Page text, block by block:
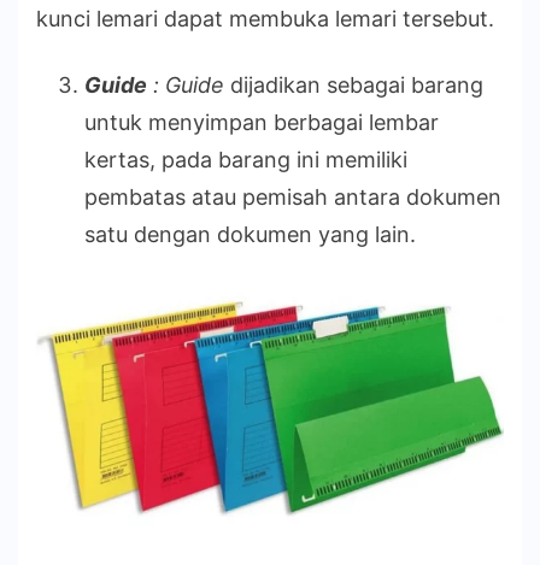
kunci lemari dapat membuka lemari tersebut.
Guide : Guide dijadikan sebagai barang
untuk menyimpan berbagai lembar
kertas, pada barang ini memiliki
pembatas atau pemisah antara dokumen
satu dengan dokumen yang lain.